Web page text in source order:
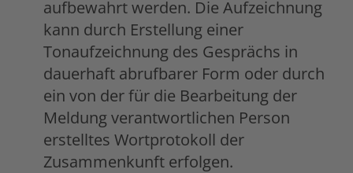
aufbewahrt werden. Die Aufzeichnung
kann durch Erstellung einer
Tonaufzeichnung des Gesprächs in
dauerhaft abrufbarer Form oder durch
ein von der für die Bearbeitung der
Meldung verantwortlichen Person
erstelltes Wortprotokoll der
Zusammenkunft erfolgen.